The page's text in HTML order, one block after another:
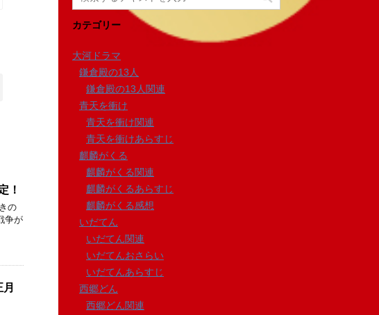
！
の
争が
カテゴリー
大河ドラマ
鎌倉殿の13人
鎌倉殿の13人関連
青天を衝け
青天を衝け関連
青天を衝けあらすじ
麒麟がくる
麒麟がくる関連
麒麟がくるあらすじ
麒麟がくる感想
いだてん
いだてん関連
いだてんおさらい
いだてんあらすじ
西郷どん
西郷どん関連